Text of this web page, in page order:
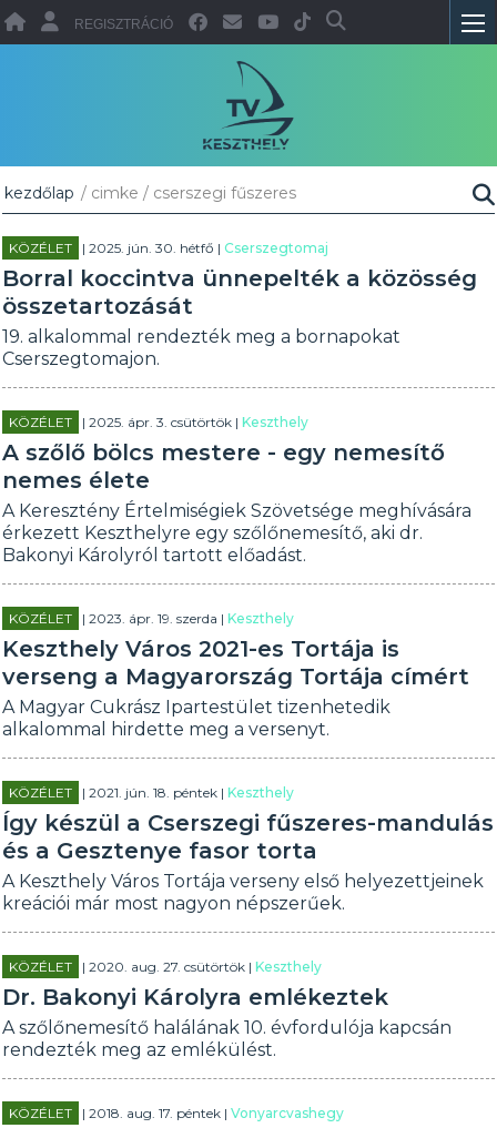
REGISZTRÁCIÓ
kezdőlap / cimke / cserszegi fűszeres
KÖZÉLET | 2025. jún. 30. hétfő |Cserszegtomaj
Borral koccintva ünnepelték a közösség
összetartozását
19. alkalommal rendezték meg a bornapokat
Cserszegtomajon.
KÖZÉLET | 2025. ápr. 3. csütörtök |Keszthely
A szőlő bölcs mestere - egy nemesítő
nemes élete
A Keresztény Értelmiségiek Szövetsége meghívására
érkezett Keszthelyre egy szőlőnemesítő, aki dr.
Bakonyi Károlyról tartott előadást.
KÖZÉLET | 2023. ápr. 19. szerda |Keszthely
Keszthely Város 2021-es Tortája is
verseng a Magyarország Tortája címért
A Magyar Cukrász Ipartestület tizenhetedik
alkalommal hirdette meg a versenyt.
KÖZÉLET | 2021. jún. 18. péntek |Keszthely
Így készül a Cserszegi fűszeres-mandulás
és a Gesztenye fasor torta
A Keszthely Város Tortája verseny első helyezettjeinek
kreációi már most nagyon népszerűek.
KÖZÉLET | 2020. aug. 27. csütörtök |Keszthely
Dr. Bakonyi Károlyra emlékeztek
A szőlőnemesítő halálának 10. évfordulója kapcsán
rendezték meg az emlékülést.
KÖZÉLET | 2018. aug. 17. péntek |Vonyarcvashegy